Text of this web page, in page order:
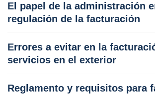
El papel de la administración
regulación de la facturación
Errores a evitar en la
servicios en el exterior
Reglamento y requisitos para